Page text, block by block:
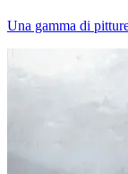
Una gamma di